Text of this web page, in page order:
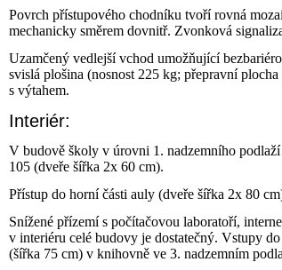
Povrch přístupového chodníku tvoří rovná
mechanicky směrem dovnitř. Zvonková
Uzamčený vedlejší vchod umožňující
svislá plošina (nosnost 225 kg; přepravní
s výtahem.
Interiér:
V budově školy v úrovni 1. nadzemního podlaží
105 (dveře šířka 2x 60 cm).
Přístup do horní části auly (dveře šířka 2x 80
Snížené přízemí s počítačovou laboratoří,
v interiéru celé budovy je dostatečný. Vstupy
(šířka 75 cm) v knihovně ve 3. nadzemním